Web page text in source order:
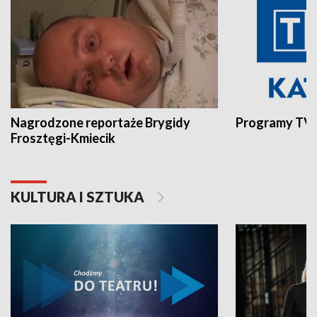
Nagrodzone reportaże Brygidy
Frosztęgi-Kmiecik
Programy
KULTURA I SZTUKA